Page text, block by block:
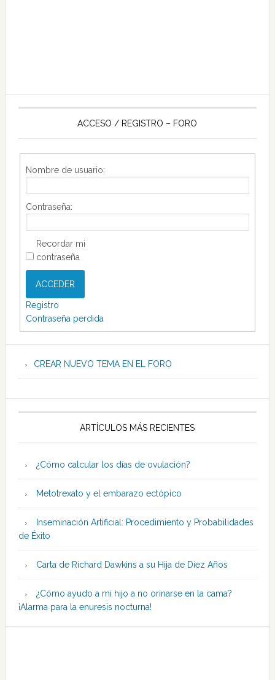
ACCESO / REGISTRO – FORO
Nombre de usuario:
Contraseña:
Recordar mi
contraseña
ACCEDER
Registro
Contraseña perdida
CREAR NUEVO TEMA EN EL FORO
ARTÍCULOS MÁS RECIENTES
¿Cómo calcular los días de ovulación?
Metotrexato y el embarazo ectópico
Inseminación Artificial: Procedimiento y Probabilidades
de Éxito
Carta de Richard Dawkins a su Hija de Diez Años
¿Cómo ayudo a mi hijo a no orinarse en la cama?
¡Alarma para la enuresis nocturna!